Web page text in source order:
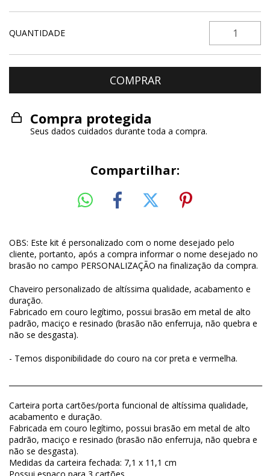
QUANTIDADE
Compra protegida
Seus dados cuidados durante toda a compra.
Compartilhar:
OBS: Este kit é personalizado com o nome desejado pelo
cliente, portanto, após a compra informar o nome desejado no
brasão no campo PERSONALIZAÇÃO na finalização da compra.
Chaveiro personalizado de altíssima qualidade, acabamento e
duração.
Fabricado em couro legítimo, possui brasão em metal de alto
padrão, maciço e resinado (brasão não enferruja, não quebra e
não se desgasta).
- Temos disponibilidade do couro na cor preta e vermelha.
Carteira porta cartões/porta funcional de altíssima qualidade,
acabamento e duração.
Fabricada em couro legítimo, possui brasão em metal de alto
padrão, maciço e resinado (brasão não enferruja, não quebra e
não se desgasta).
Medidas da carteira fechada: 7,1 x 11,1 cm
Possui espaço para 3 cartões.